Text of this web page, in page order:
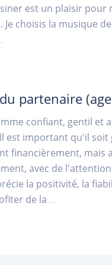
est un plaisir pour
choisis la musique
partenaire
confiant, gentil et
est important qu'il soit
financièrement, mais
avec de
la positivité, la
de la ...